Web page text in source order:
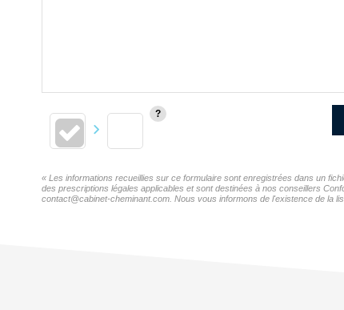
« Les informations recueillies sur ce formulaire sont enregistrées dans un
des prescriptions légales applicables et sont destinées à nos conseillers
contact@cabinet-cheminant.com. Nous vous informons de l'existence de la